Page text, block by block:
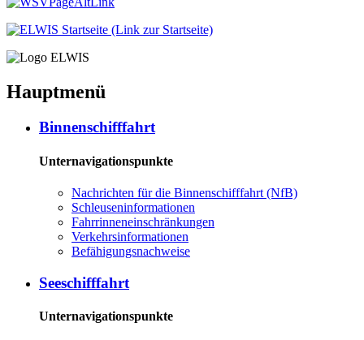
Hauptmenü
Bin­nen­schiff­fahrt
Unternavigationspunkte
Nach­rich­ten für die Bin­nen­schiff­fahrt (NfB)
Schleu­sen­in­for­ma­tio­nen
Fahr­rin­nen­ein­schrän­kun­gen
Ver­kehrs­in­for­ma­tio­nen
Be­fä­hi­gungs­nach­wei­se
See­schiff­fahrt
Unternavigationspunkte